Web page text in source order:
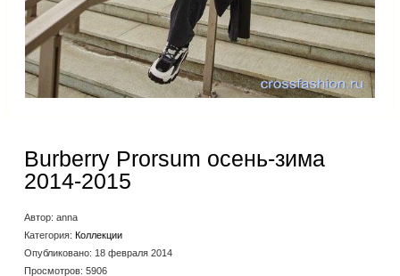
Burberry Prorsum осень-зима
2014-2015
Автор: anna
Категория: Коллекции
Опубликовано: 18 февраля 2014
Просмотров: 5906